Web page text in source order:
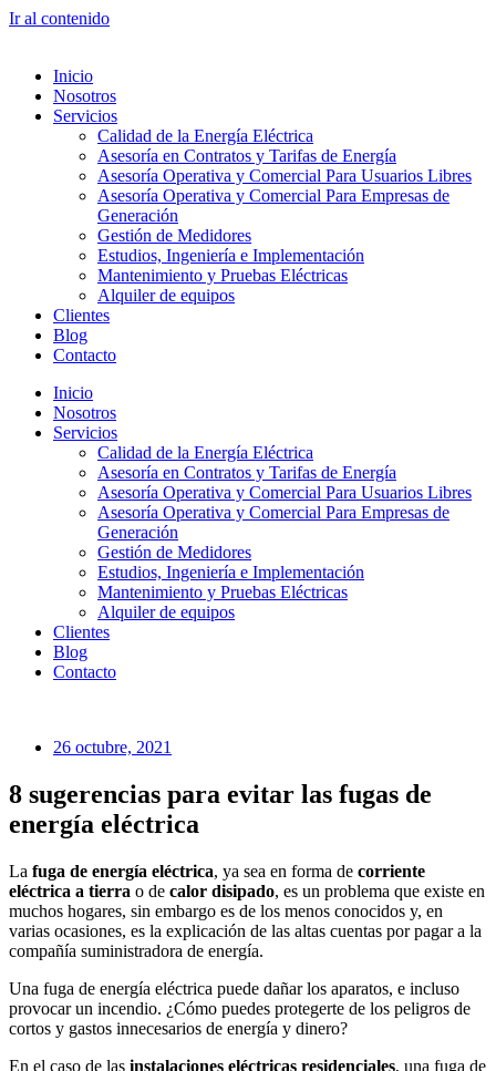
Ir al contenido
Inicio
Nosotros
Servicios
Calidad de la Energía Eléctrica
Asesoría en Contratos y Tarifas de Energía
Asesoría Operativa y Comercial Para Usuarios Libres
Asesoría Operativa y Comercial Para Empresas de
Generación
Gestión de Medidores
Estudios, Ingeniería e Implementación
Mantenimiento y Pruebas Eléctricas
Alquiler de equipos
Clientes
Blog
Contacto
Inicio
Nosotros
Servicios
Calidad de la Energía Eléctrica
Asesoría en Contratos y Tarifas de Energía
Asesoría Operativa y Comercial Para Usuarios Libres
Asesoría Operativa y Comercial Para Empresas de
Generación
Gestión de Medidores
Estudios, Ingeniería e Implementación
Mantenimiento y Pruebas Eléctricas
Alquiler de equipos
Clientes
Blog
Contacto
26 octubre, 2021
8 sugerencias para evitar las fugas de
energía eléctrica
La fuga de energía eléctrica, ya sea en forma de corriente
eléctrica a tierra o de calor disipado, es un problema que existe en
muchos hogares, sin embargo es de los menos conocidos y, en
varias ocasiones, es la explicación de las altas cuentas por pagar a la
compañía suministradora de energía.
Una fuga de energía eléctrica puede dañar los aparatos, e incluso
provocar un incendio. ¿Cómo puedes protegerte de los peligros de
cortos y gastos innecesarios de energía y dinero?
En el caso de las instalaciones eléctricas residenciales, una fuga de